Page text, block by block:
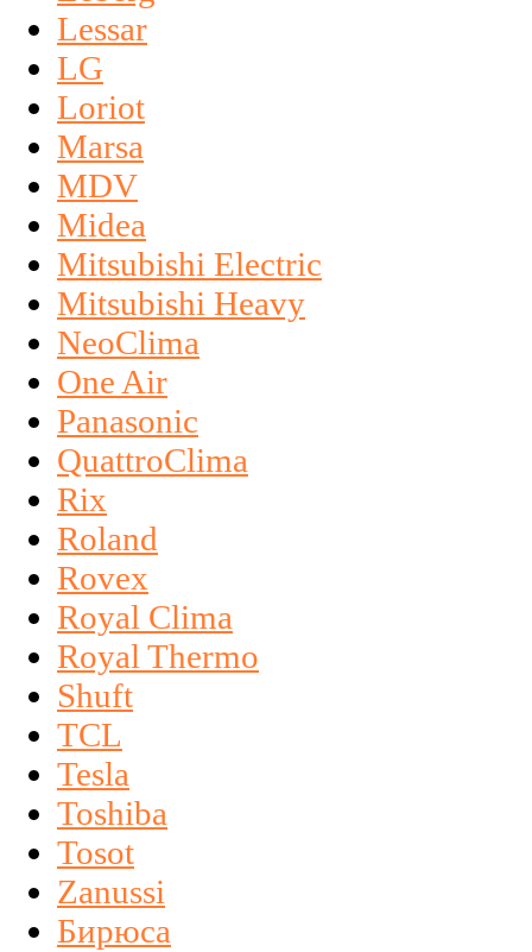
Lessar
LG
Loriot
Marsa
MDV
Midea
Mitsubishi Electric
Mitsubishi Heavy
NeoClima
One Air
Panasonic
QuattroClima
Rix
Roland
Rovex
Royal Clima
Royal Thermo
Shuft
TCL
Tesla
Toshiba
Tosot
Zanussi
Бирюса